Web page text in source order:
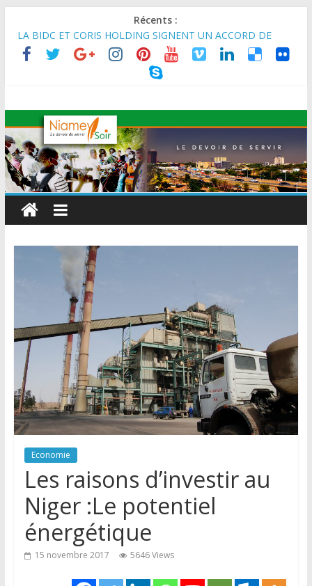
Récents :
MARADI : Le Président de la République, Chef de l’État, S.E le
Général d’Armée Abdourahamane Tiani, est arrivé à Maradi
pour la célébration de la 3ᵉ édition de la Journée Nationale de
RENFORCER LES CHAÎNES DE VALEUR ALIMENTAIRES,
ÉNERGÉTIQUES ET AGRICOLES EN AFRIQUE DE L’OUEST
SEMAINE DU KAWAR 2026: Le Ministre de l’Intérieur, le
Général de Division Mohamed TOUMBA a reçu en audience
son homologue du Burkina Faso et délégation du Kawar.
BANQUE MONDIALE : L’IA offre un levier vital aux économies
en développement en panne de croissance (Communiqué)
AES : Le Chef de l’Etat a reçu en audience à Maradi les
Economie
Les raisons d’investir au
Niger :Le potentiel
énergétique
15 novembre 2017 5646 Views